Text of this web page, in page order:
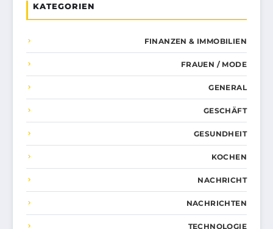
KATEGORIEN
FINANZEN & IMMOBILIEN
FRAUEN / MODE
GENERAL
GESCHÄFT
GESUNDHEIT
KOCHEN
NACHRICHT
NACHRICHTEN
TECHNOLOGIE